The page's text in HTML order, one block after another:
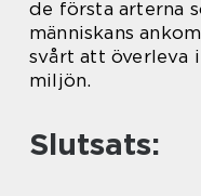
de första arterna
människans
svårt att överleva
miljön.
Slutsats: